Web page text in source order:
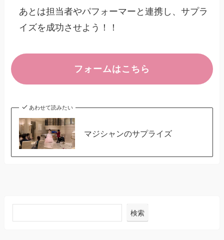
あとは担当者やパフォーマーと連携し、サプラ
イズを成功させよう！！
フォームはこちら
あわせて読みたい
マジシャンのサプライズ
検索